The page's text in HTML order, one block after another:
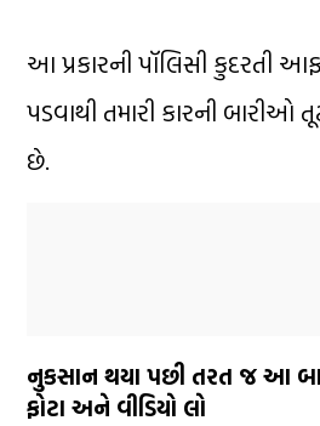
આ પ્રકારની પૉલિસી કુદરતી
પડવાથી તમારી કારની
છે.
નુકસાન થયા પછી તરત જ આ
ફોટા અને વીડિયો લો